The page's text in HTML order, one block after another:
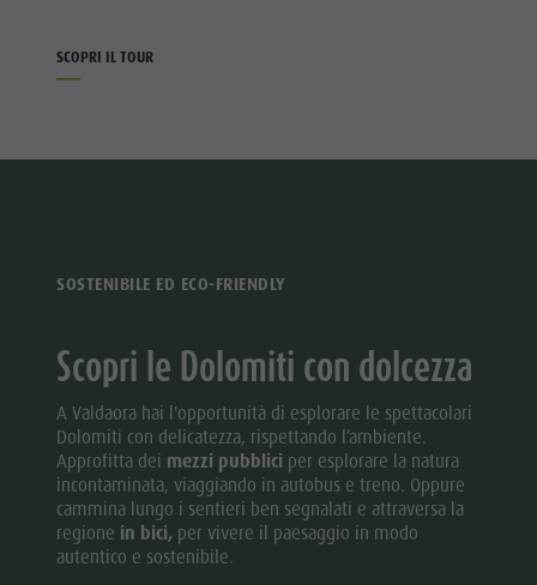
SCOPRI IL TOUR
SOSTENIBILE ED ECO-FRIENDLY
Scopri le Dolomiti con dolcezza
A Valdaora hai l'opportunità di esplorare le spettacolari
Dolomiti con delicatezza, rispettando l’ambiente.
Approfitta dei mezzi pubblici per esplorare la natura
incontaminata, viaggiando in autobus e treno. Oppure
cammina lungo i sentieri ben segnalati e attraversa la
regione in bici, per vivere il paesaggio in modo
autentico e sostenibile.